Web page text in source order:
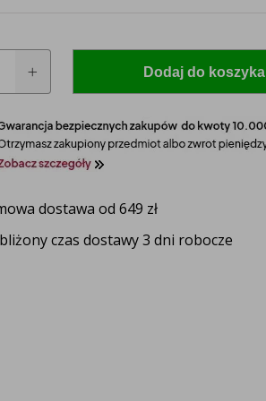
model i rocznik swojego ciągnika, a nasz
Dodaj do koszyka
dostawa od 649 zł
czas dostawy 3 dni robocze